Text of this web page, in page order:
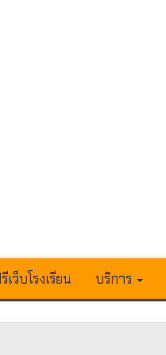
เว็บโรงเรียน บริการ